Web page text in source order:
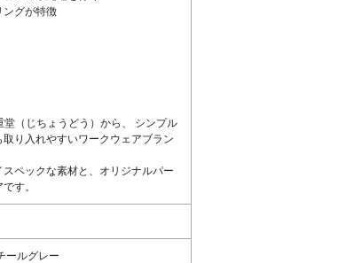
ングが特徴
堂（じちょうどう）から、 シンプル
り入れやすいワークウェアブラン
ペックな素材と、オリジナルパー
す。
ールグレー